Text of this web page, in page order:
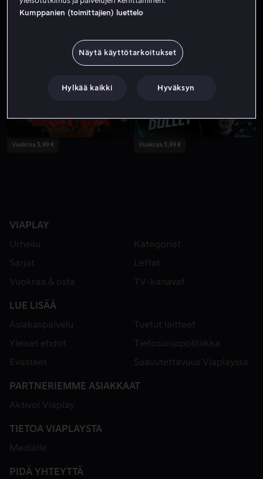
Vuokraa 3,99 € Vuokraa 3,99 €
VIAPLAY
Urheilu
Kategoriat
Sarjat
Leffat
Vuokraa & osta
TV-kanavat
LUE LISÄÄ
Asiakaspalvelu
Tuetut laitteet
Yleiset ehdot
Tietosuojapolitiikka
Evästeet
Saavutettavuus Viaplayssa
PARTNERIEMME ASIAKKAAT
Aktivoi Viaplay
TIETOA VIAPLAYSTA
Medialle
PIDÄ YHTEYTTÄ
Kumppanien (toimittajien) luettelo
Näytä käyttötarkoitukset
Hylkää kaikki Hyväksyn